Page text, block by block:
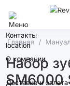
Челябинск
Контакты
О компании
Доставка и оплата
Главная
Набор
SM6000